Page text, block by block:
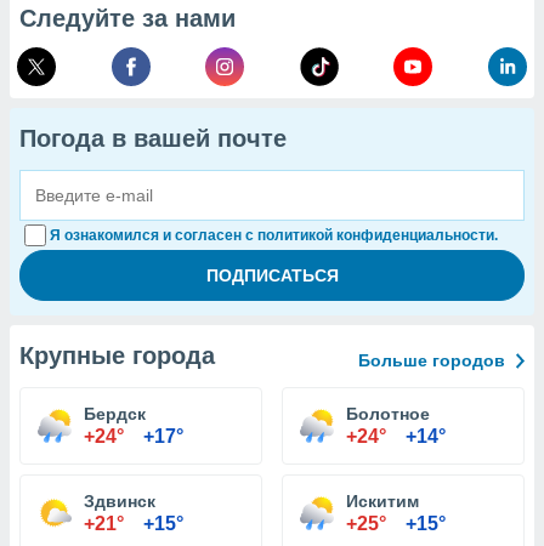
Следуйте за нами
Погода в вашей почте
Я ознакомился и согласен с политикой конфиденциальности.
Крупные города Больше городов
Бердск
+24° +17°
Болотное
+24° +14°
Здвинск
+21° +15°
Искитим
+25° +15°